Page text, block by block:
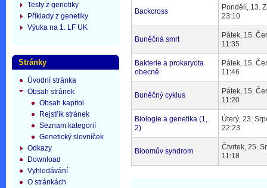
Backcross
Pondělí, 13.
23:10
Buněčná smrt
Pátek, 15.
11:35
Bakterie a prokaryota
obecně
Pátek, 15.
11:46
Buněčný cyklus
Pátek, 15.
11:20
Biologie a genetika (1,
2)
Úterý, 23.
22:23
Bloomův syndrom
Čtvrtek, 25.
11:18
Testy z genetiky
Příklady z genetiky
Výuka na 1. LF UK
Stránky
Úvodní stránka
Obsah stránek
Obsah kapitol
Rejstřík stránek
Seznam kategorií
Genetický slovníček
Odkazy
Download
Vyhledávání
O stránkách